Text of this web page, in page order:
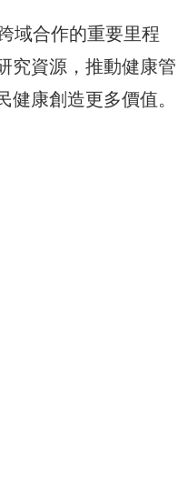
域合作的重要里程
究資源，推動健康管
康創造更多價值。